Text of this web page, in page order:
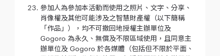
參加人為參加本活動而使用之照片、文字、分享、
肖像權及其他可能涉及之智慧財產權（以下簡稱
「作品」），均不可撤回地授權主辦單位及
Gogoro 為永久、無償及不限區域使用，且同意主
辦單位及 Gogoro 於各媒體（包括但不限於平面、